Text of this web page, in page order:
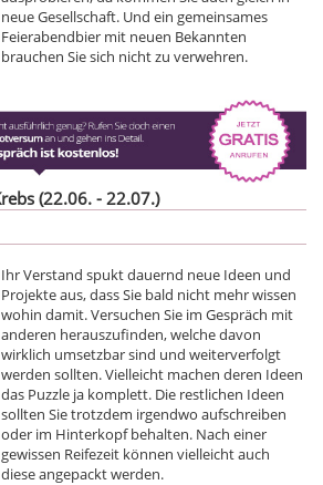
neue Gesellschaft. Und ein gemeinsames
Feierabendbier mit neuen Bekannten
brauchen Sie sich nicht zu verwehren.
(22.06. - 22.07.)
Ihr Verstand spukt dauernd neue Ideen und
Projekte aus, dass Sie bald nicht mehr wissen
wohin damit. Versuchen Sie im Gespräch mit
anderen herauszufinden, welche davon
wirklich umsetzbar sind und weiterverfolgt
werden sollten. Vielleicht machen deren Ideen
das Puzzle ja komplett. Die restlichen Ideen
sollten Sie trotzdem irgendwo aufschreiben
oder im Hinterkopf behalten. Nach einer
gewissen Reifezeit können vielleicht auch
diese angepackt werden.